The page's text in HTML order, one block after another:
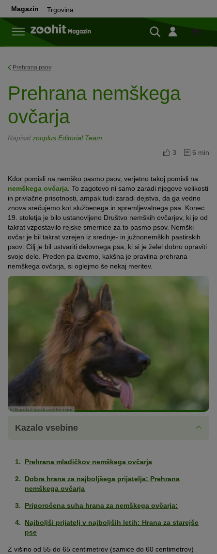
Magazin Trgovina
Prehrana psov
Prehrana nemškega
ovčarja
Napisal zooplus Editorial Team
3
6 min
Kdor pomisli na nemško pasmo psov, verjetno takoj pomisli na
nemškega ovčarja . To zagotovo ni samo zaradi njegove velikosti
in privlačne prisotnosti, ampak tudi zaradi dejstva, da ga vedno
znova srečujemo kot službenega in spremljevalnega psa. Konec
19. stoletja je bilo ustanovljeno Društvo nemških ovčarjev, ki je od
takrat vzpostavilo rejske smernice za to pasmo psov. Nemški
ovčar je bil takrat vzrejen iz srednje- in južnonemških pastirskih
psov: Cilj je bil ustvariti delovnega psa, ki si je želel dobro opraviti
svoje delo. Preden pa izvemo, kakšna je pravilna prehrana
nemškega ovčarja, si oglejmo še nekaj meritev.
© Karola / stock.adobe.com
Kazalo vsebine
Prehrana mladičkov nemškega ovčarja
Dobra hrana za najboljšega prijatelja: Prehrana
nemškega ovčarja
Priporočena suha hrana za nemškega ovčarja:
Najboljši prijatelj v najboljših letih: Hrana za starejše
pse
Z višino od 55 do 65 centimetrov (samice do 60 centimetrov)